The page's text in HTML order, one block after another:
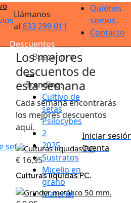
Llámanos
al 633 299 011
Quiénes
somos
Contacto
Trending:
Cultivo de
setas
Psilocybes
2
2025
Sustratos
Micelio en
grano
Material
Iniciar
Cuenta
Descuentos
Los mejores
descuentos de
esta semana
Cada semana encontrarás
los mejores descuentos
aquí.
€16,95
Culturas liquidas PC.